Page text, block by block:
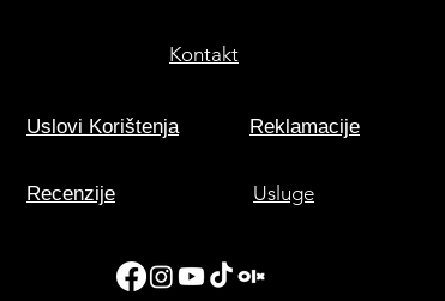
Kontakt
Uslovi Korištenja Reklamacije
Recenzije Usluge